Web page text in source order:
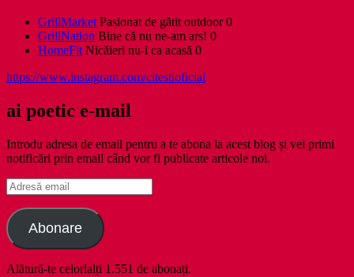
GrillMarketPasionat de gătit outdoor 0
GrillNation Bine că nu ne-am ars! 0
HomeFitNicăieri nu-i ca acasă 0
https://www.instagram.com/citestioficial
ai poetic e-mail
Introdu adresa de email pentru a te abona la acest blog și vei primi
notificări prin email când vor fi publicate articole noi.
Adresă
email
Abonare
Alătură-te celorlalți 1.551 de abonați.